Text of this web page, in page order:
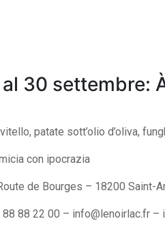
30 settembre:
patate sott’olio d’oliva,
con ipocrazia
de Bourges – 18200 Saint-
88 22 00 – info@lenoirlac.fr –
Search